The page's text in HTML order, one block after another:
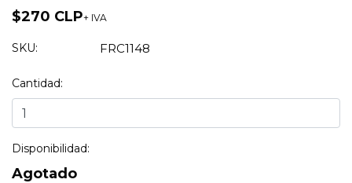
$270 CLP+ IVA
SKU: FRC1148
Cantidad:
Disponibilidad:
Agotado